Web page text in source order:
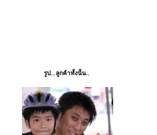
รูป...ลูกค้าทั้งนั้น..